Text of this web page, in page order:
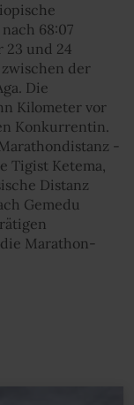
68:07
23 und 24
der
Die
Kilometer vor
Konkurrentin.
-
Tigist Ketema,
Distanz
Gemedu
Marathon-